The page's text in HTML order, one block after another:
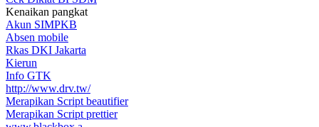
Kenaikan pangkat
Akun SIMPKB
Absen mobile
Rkas DKI Jakarta
Kierun
Info GTK
http://www.drv.tw/
Merapikan Script beautifier
Merapikan Script prettier